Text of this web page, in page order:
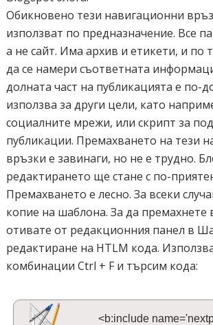
Обикновено тези навигационни
използват по предназначение. Все
а не сайт. Има архив и етикети, и по
да се намери съответната
долната част на публикацията е по-
използва за други цели, като
социалните мрежи, или скрипт за
публикации. Премахването на тези
връзки е завинаги, но не е трудно.
редактирането ще стане с по-
Премахването е лесно. За всеки
копие на шаблона. За да премахнете
отивате от редакционния панел в
редактиране на HTLM кода.
комбинации Ctrl + F и търсим кода:
<b:include